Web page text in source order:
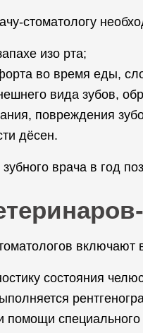
стоматологу
изо рта;
во время еды,
вида зубов,
повреждения
дёсен.
врача в год
включают
состояния
помощи